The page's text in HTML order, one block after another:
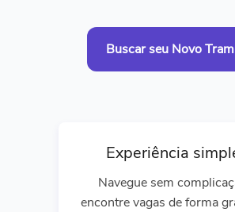
Buscar seu Novo
Experiência
Navegue sem
encontre vagas de forma